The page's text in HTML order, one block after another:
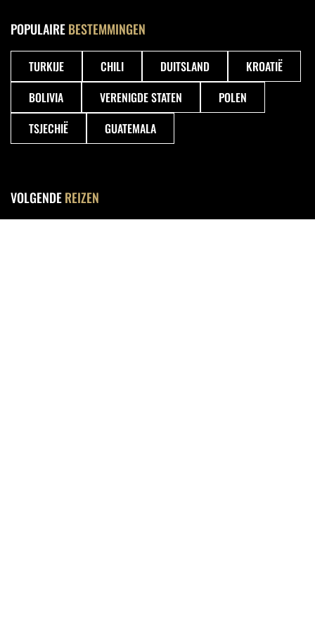
POPULAIREBESTEMMINGEN
TURKIJE CHILI DUITSLAND
KROATIË
BOLIVIA
VERENIGDE STATEN
POLEN
TSJECHIË
GUATEMALA
VOLGENDEREIZEN